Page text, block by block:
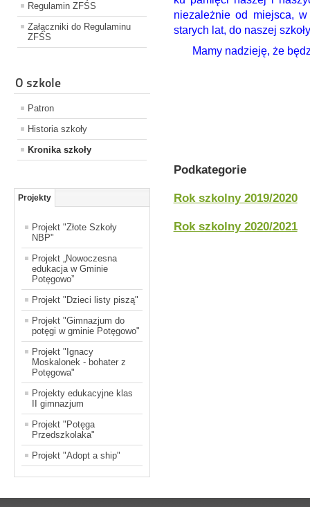
Regulamin ZFŚS
Załączniki do Regulaminu
ZFŚS
O szkole
Patron
Historia szkoły
Kronika szkoły
Projekty
Projekt "Złote Szkoły
NBP"
Projekt „Nowoczesna
edukacja w Gminie
Potęgowo”
Projekt "Dzieci listy piszą"
Projekt "Gimnazjum do
potęgi w gminie Potęgowo"
Projekt "Ignacy
Moskalonek - bohater z
Potęgowa"
Projekty edukacyjne klas
II gimnazjum
Projekt "Potęga
Przedszkolaka"
Projekt "Adopt a ship"
niezależnie od miejsca,
starych lat, do naszej
Mamy nadzieję, że
Podkategorie
Rok szkolny 2019/2020
Rok szkolny 2020/2021